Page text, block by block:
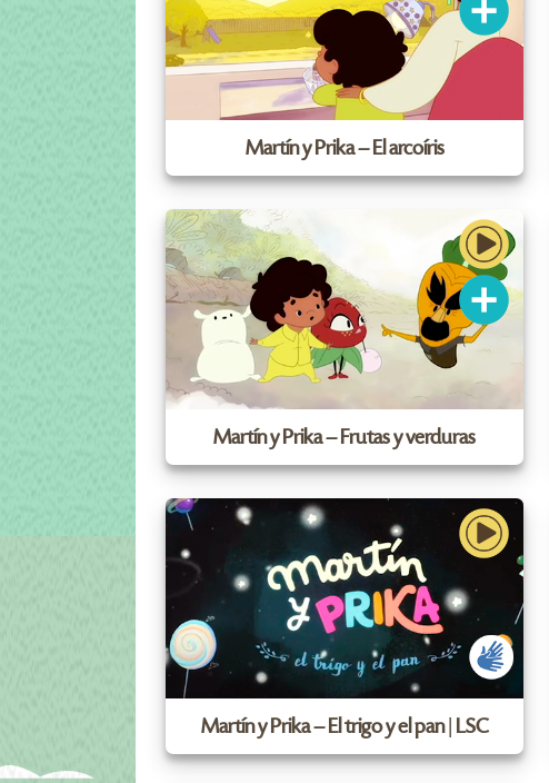
Martín y Prika – El arcoíris
Martín y Prika – Frutas y verduras
Martín y Prika – El trigo y el pan | LSC